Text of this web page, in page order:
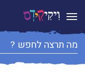
Toggle navigation